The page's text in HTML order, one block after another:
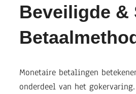
Beveiligde &
Monetaire betalingen
onderdeel van het